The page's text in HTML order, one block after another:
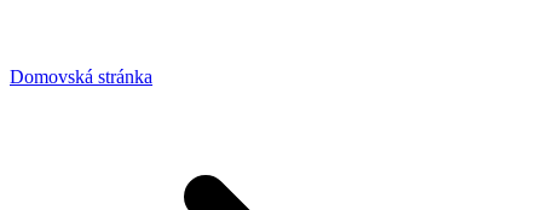
Domovská stránka